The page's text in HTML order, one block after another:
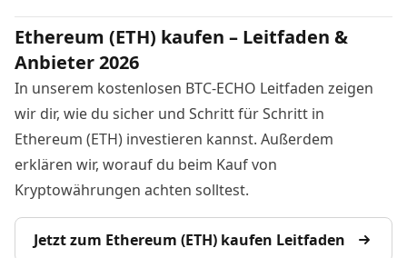
Ethereum (ETH) kaufen – Leitfaden &
Anbieter 2026
In unserem kostenlosen BTC-ECHO Leitfaden zeigen
wir dir, wie du sicher und Schritt für Schritt in
Ethereum (ETH) investieren kannst. Außerdem
erklären wir, worauf du beim Kauf von
Kryptowährungen achten solltest.
Jetzt zum Ethereum (ETH) kaufen Leitfaden